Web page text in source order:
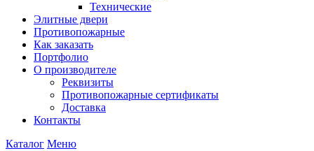
Технические
Элитные двери
Противопожарные
Как заказать
Портфолио
О производителе
Реквизиты
Противопожарные сертификаты
Доставка
Контакты
Каталог Меню